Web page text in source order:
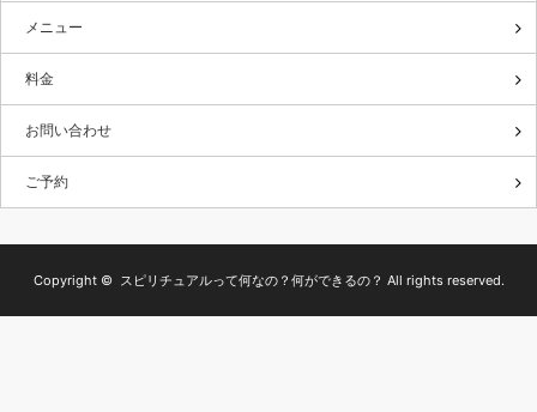
メニュー
料金
お問い合わせ
ご予約
Copyright © スピリチュアルって何なの？何ができるの？ All rights reserved.